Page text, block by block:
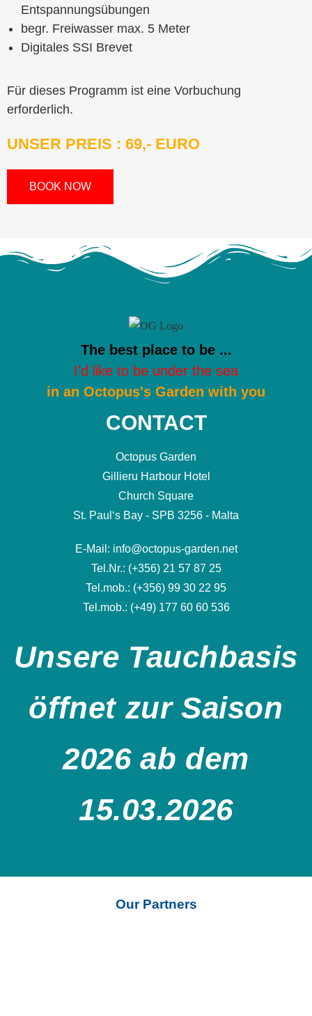
Entspannungsübungen
begr. Freiwasser max. 5 Meter
Digitales SSI Brevet
Für dieses Programm ist eine Vorbuchung
erforderlich.
UNSER PREIS : 69,- EURO
BOOK NOW
The best place to be ...
I'd like to be under the sea
in an Octopus's Garden with you
CONTACT
Octopus Garden
Gillieru Harbour Hotel
Church Square
St. Paul‘s Bay - SPB 3256 - Malta
E-Mail: info@octopus-garden.net
Tel.Nr.: (+356) 21 57 87 25
Tel.mob.: (+356) 99 30 22 95
Tel.mob.: (+49) 177 60 60 536
Unsere Tauchbasis
öffnet zur Saison
2026 ab dem
15.03.2026
Our Partners